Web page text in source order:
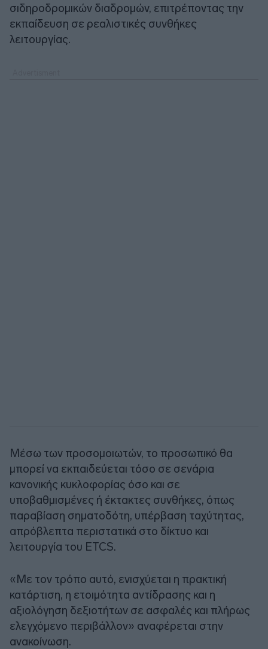
σιδηροδρομικών διαδρομών, επιτρέποντας την
εκπαίδευση σε ρεαλιστικές συνθήκες
λειτουργίας.
Μέσω των προσομοιωτών, το προσωπικό θα
μπορεί να εκπαιδεύεται τόσο σε σενάρια
κανονικής κυκλοφορίας όσο και σε
υποβαθμισμένες ή έκτακτες συνθήκες, όπως
παραβίαση σηματοδότη, υπέρβαση ταχύτητας,
απρόβλεπτα περιστατικά στο δίκτυο και
λειτουργία του ETCS.
«Με τον τρόπο αυτό, ενισχύεται η πρακτική
κατάρτιση, η ετοιμότητα αντίδρασης και η
αξιολόγηση δεξιοτήτων σε ασφαλές και πλήρως
ελεγχόμενο περιβάλλον» αναφέρεται στην
ανακοίνωση.